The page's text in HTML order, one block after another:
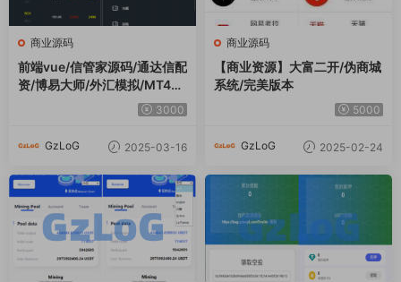
商业源码
前端vue/信管家源码/通达信配
资/博易大师/外汇模拟/MT4外
3000
GzLoG 2025-03-16
商业源码
【商业资源】大富二开/伪商城
系统/完美版本
5000
GzLoG 2025-02-24